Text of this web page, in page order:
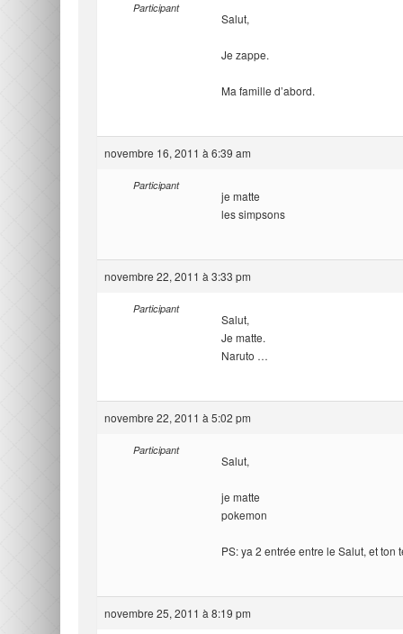
Participant
Salut,
Je zappe.
Ma famille d’abord.
novembre 16, 2011 à 6:39 am
Participant
je matte
les simpsons
novembre 22, 2011 à 3:33 pm
Participant
Salut,
Je matte.
Naruto …
novembre 22, 2011 à 5:02 pm
Participant
Salut,
je matte
pokemon
PS: ya 2 entrée entre le Salut, et ton
novembre 25, 2011 à 8:19 pm